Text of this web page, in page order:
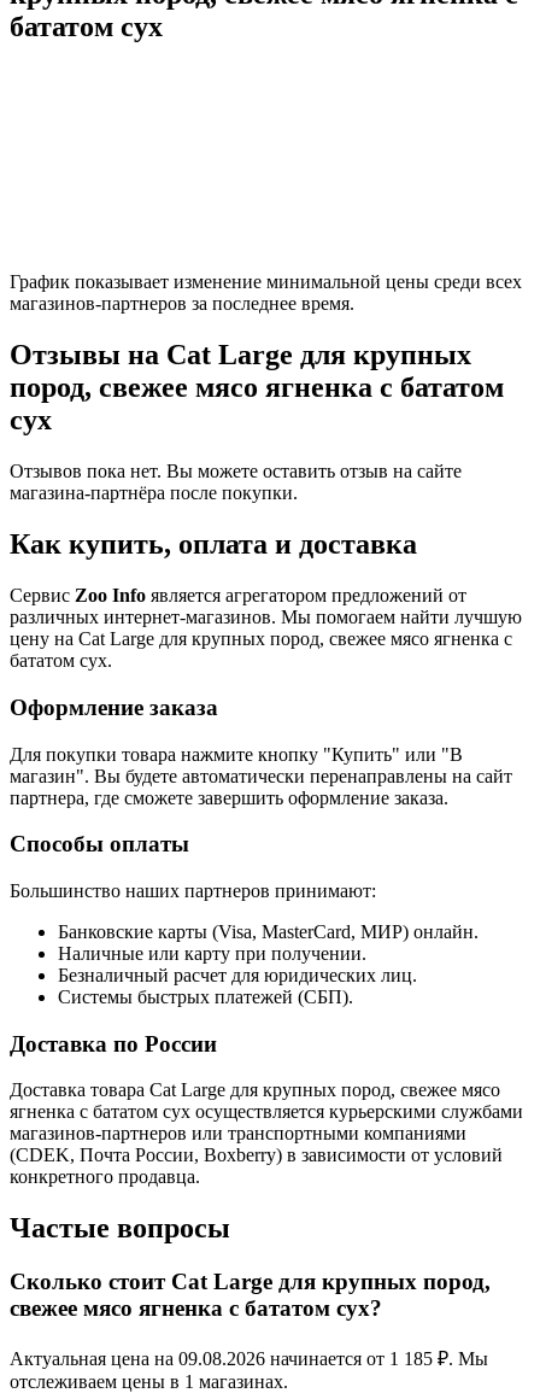
бататом сух
График показывает изменение минимальной цены среди всех
магазинов-партнеров за последнее время.
Отзывы на Cat Large для крупных
пород, свежее мясо ягненка с бататом
сух
Отзывов пока нет. Вы можете оставить отзыв на сайте
магазина-партнёра после покупки.
Как купить, оплата и доставка
Сервис Zoo Info является агрегатором предложений от
различных интернет-магазинов. Мы помогаем найти лучшую
цену на Cat Large для крупных пород, свежее мясо ягненка с
бататом сух.
Оформление заказа
Для покупки товара нажмите кнопку "Купить" или "В
магазин". Вы будете автоматически перенаправлены на сайт
партнера, где сможете завершить оформление заказа.
Способы оплаты
Большинство наших партнеров принимают:
Банковские карты (Visa, MasterCard, МИР) онлайн.
Наличные или карту при получении.
Безналичный расчет для юридических лиц.
Системы быстрых платежей (СБП).
Доставка по России
Доставка товара Cat Large для крупных пород, свежее мясо
ягненка с бататом сух осуществляется курьерскими службами
магазинов-партнеров или транспортными компаниями
(CDEK, Почта России, Boxberry) в зависимости от условий
конкретного продавца.
Частые вопросы
Сколько стоит Cat Large для крупных пород,
свежее мясо ягненка с бататом сух?
Актуальная цена на 09.08.2026 начинается от 1 185 ₽. Мы
отслеживаем цены в 1 магазинах.